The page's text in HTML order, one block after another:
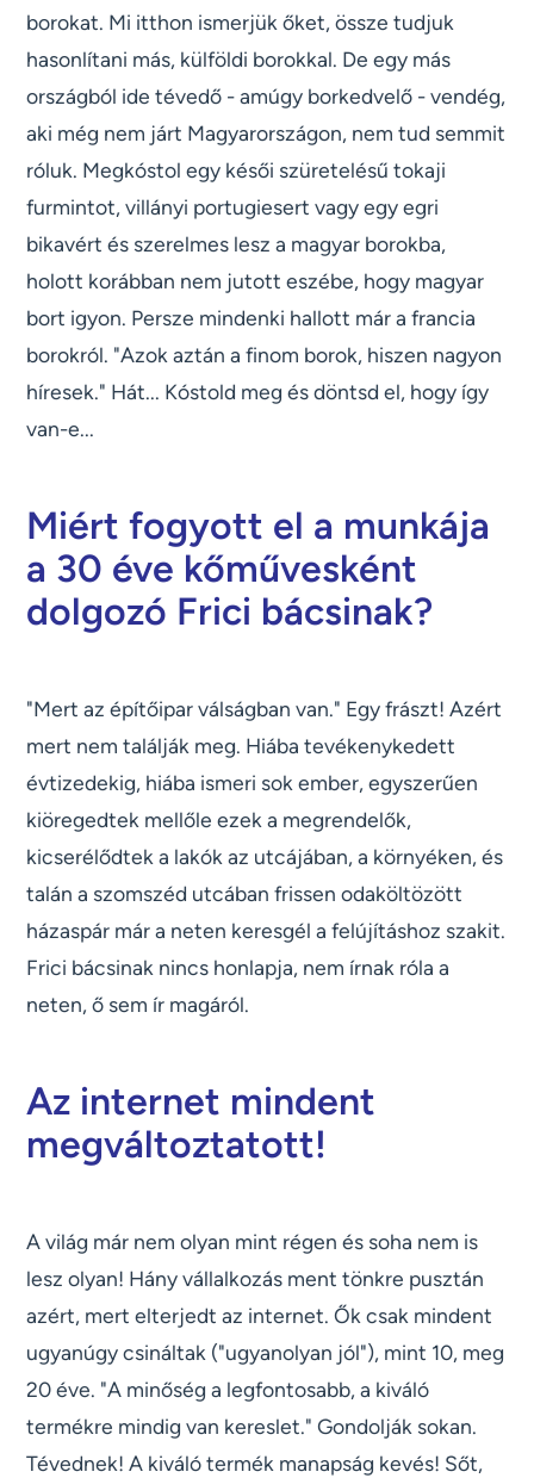
borokat. Mi itthon ismerjük őket, össze tudjuk
hasonlítani más, külföldi borokkal. De egy más
országból ide tévedő - amúgy borkedvelő - vendég,
aki még nem járt Magyarországon, nem tud semmit
róluk. Megkóstol egy késői szüretelésű tokaji
furmintot, villányi portugiesert vagy egy egri
bikavért és szerelmes lesz a magyar borokba,
holott korábban nem jutott eszébe, hogy magyar
bort igyon. Persze mindenki hallott már a francia
borokról. "Azok aztán a finom borok, hiszen nagyon
híresek." Hát... Kóstold meg és döntsd el, hogy így
van-e...
Miért fogyott el a munkája
a 30 éve kőművesként
dolgozó Frici bácsinak?
"Mert az építőipar válságban van." Egy frászt! Azért
mert nem találják meg. Hiába tevékenykedett
évtizedekig, hiába ismeri sok ember, egyszerűen
kiöregedtek mellőle ezek a megrendelők,
kicserélődtek a lakók az utcájában, a környéken, és
talán a szomszéd utcában frissen odaköltözött
házaspár már a neten keresgél a felújításhoz szakit.
Frici bácsinak nincs honlapja, nem írnak róla a
neten, ő sem ír magáról.
Az internet mindent
megváltoztatott!
A világ már nem olyan mint régen és soha nem is
lesz olyan! Hány vállalkozás ment tönkre pusztán
azért, mert elterjedt az internet. Ők csak mindent
ugyanúgy csináltak ("ugyanolyan jól"), mint 10, meg
20 éve. "A minőség a legfontosabb, a kiváló
termékre mindig van kereslet." Gondolják sokan.
Tévednek! A kiváló termék manapság kevés! Sőt,